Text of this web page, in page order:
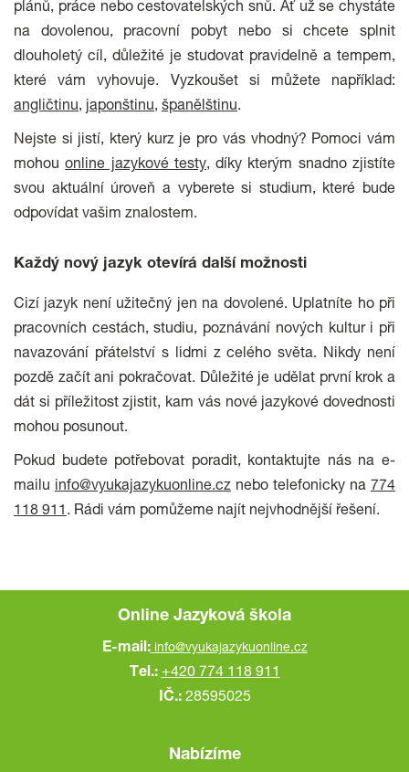
plánů, práce nebo cestovatelských snů. Ať už se chystáte
na dovolenou, pracovní pobyt nebo si chcete splnit
dlouholetý cíl, důležité je studovat pravidelně a tempem,
které vám vyhovuje. Vyzkoušet si můžete například:
angličtinu, japonštinu, španělštinu.
Nejste si jistí, který kurz je pro vás vhodný? Pomoci vám
mohouonline jazykové testy, díky kterým snadno zjistíte
svou aktuální úroveň a vyberete si studium, které bude
odpovídat vašim znalostem.
Každý nový jazyk otevírá další možnosti
Cizí jazyk není užitečný jen na dovolené. Uplatníte ho při
pracovních cestách, studiu, poznávání nových kultur i při
navazování přátelství s lidmi z celého světa. Nikdy není
pozdě začít ani pokračovat. Důležité je udělat první krok a
dát si příležitost zjistit, kam vás nové jazykové dovednosti
mohou posunout.
Pokud budete potřebovat poradit, kontaktujte nás na e-
mailu info@vyukajazykuonline.cz nebo telefonicky na 774
118 911 . Rádi vám pomůžeme najít nejvhodnější řešení.
Online Jazyková škola
E-mail: info@vyukajazykuonline.cz
Tel.: +420 774 118 911
IČ.: 28595025
Nabízíme